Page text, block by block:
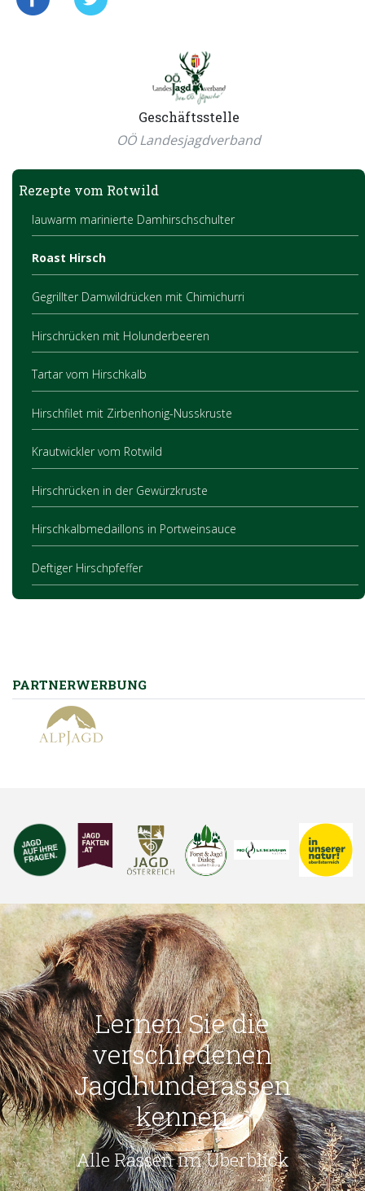
Geschäftsstelle
OÖ Landesjagdverband
Rezepte vom Rotwild
lauwarm marinierte Damhirschschulter
Roast Hirsch
Gegrillter Damwildrücken mit Chimichurri
Hirschrücken mit Holunderbeeren
Tartar vom Hirschkalb
Hirschfilet mit Zirbenhonig-Nusskruste
Krautwickler vom Rotwild
Hirschrücken in der Gewürzkruste
Hirschkalbmedaillons in Portweinsauce
Deftiger Hirschpfeffer
PARTNERWERBUNG
Lernen Sie die
verschiedenen
Jagdhunderassen
kennen
Alle Rassen im Überblick